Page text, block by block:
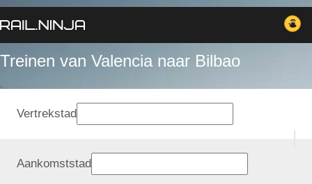
Treinen van Valencia naar Bilbao
Vertrekstad
Aankomststad